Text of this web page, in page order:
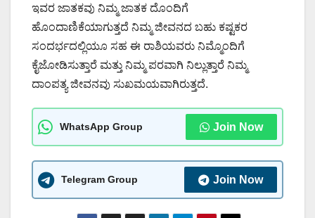
ಇವರ ಜಾತಕವು ನಿಮ್ಮ ಜಾತಕ ದೊಂದಿಗೆ
ಹೊಂದಾಣಿಕೆಯಾಗುತ್ತದೆ ನಿಮ್ಮ ಜೀವನದ ಬಹು ಕಷ್ಟಕರ
ಸಂದರ್ಭದಲ್ಲಿಯೂ ಸಹ ಈ ರಾಶಿಯವರು ನಿಮ್ಮೊಂದಿಗೆ
ಕೈಜೋಡಿಸುತ್ತಾರೆ ಮತ್ತು ನಿಮ್ಮ ಪರವಾಗಿ ನಿಲ್ಲುತ್ತಾರೆ ನಿಮ್ಮ
ದಾಂಪತ್ಯ ಜೀವನವು ಸುಖಮಯವಾಗಿರುತ್ತದೆ.
WhatsApp Group Join Now
Telegram Group Join Now